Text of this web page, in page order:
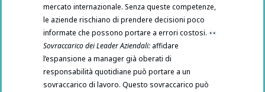
mercato internazionale. Senza queste competenze,
le aziende rischiano di prendere decisioni poco
informate che possono portare a errori costosi.
Sovraccarico dei Leader Aziendali: affidare
l’espansione a manager già oberati di
responsabilità quotidiane può portare a un
sovraccarico di lavoro. Questo sovraccarico può